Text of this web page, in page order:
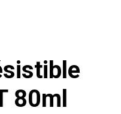
80ml